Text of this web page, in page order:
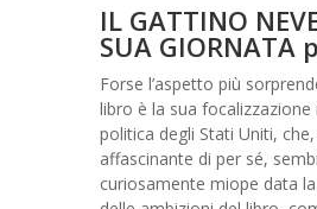
IL GATTINO
SUA GIORNATA
Forse l’aspetto più
libro è la sua
politica degli Stati Uniti,
affascinante di per sé,
curiosamente miope data